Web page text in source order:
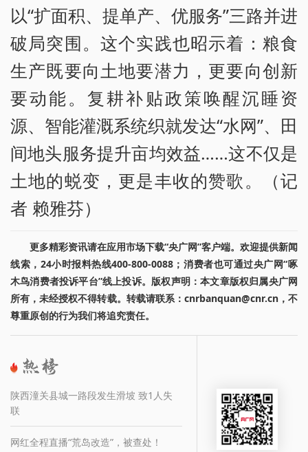
以“扩面积、提单产、优服务”三路并进
破局突围。这个实践也昭示着：粮食
生产既要向土地要潜力，更要向创新
要动能。复耕补贴政策唤醒沉睡资
源、智能灌溉系统织就发达“水网”、田
间地头服务提升亩均效益……这不仅是
土地的蜕变，更是丰收的赞歌。（记
者 赖雅芬）
更多精彩资讯请在应用市场下载“央广网”客户端。欢迎提供新闻
线索，24小时报料热线400-800-0088；消费者也可通过央广网“啄
木鸟消费者投诉平台”线上投诉。版权声明：本文章版权归属央广网
所有，未经授权不得转载。转载请联系：cnrbanquan@cnr.cn，不
尊重原创的行为我们将追究责任。
陕西潼关县城一路段发生滑坡 致1人失
联
网红全程直播“荒岛改造”，被查处！